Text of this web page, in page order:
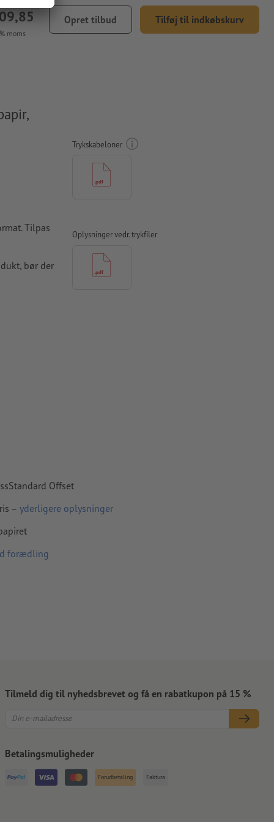
moms
Opret tilbud Tilføj til indkøbskurv
Tilpas
bør der
være
Trykskabeloner
Oplysninger vedr. trykfiler
Offset
– yderligere oplysninger
forædling
Tilmeld dig til nyhedsbrevet og få en rabatkupon på 15 %
Betalingsmuligheder
Forudbetaling Faktura